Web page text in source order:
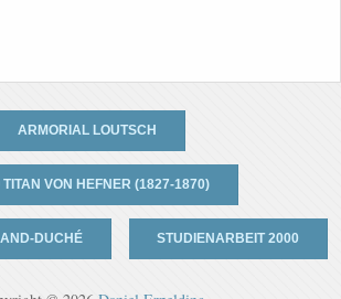
ARMORIAL LOUTSCH
TITAN VON HEFNER (1827-1870)
DUCHÉ STUDIENARBEIT 2000